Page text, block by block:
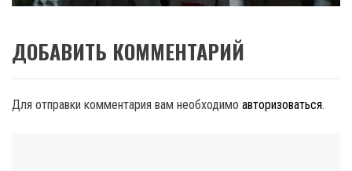
ДОБАВИТЬ КОММЕНТАРИЙ
Для отправки комментария вам необходимо авторизоваться.